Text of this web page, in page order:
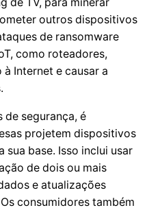
outros dispositivos
de ransomware
como roteadores,
Internet e causar a
de segurança, é
projetem dispositivos
sua base. Isso inclui usar
de dois ou mais
e atualizações
consumidores também